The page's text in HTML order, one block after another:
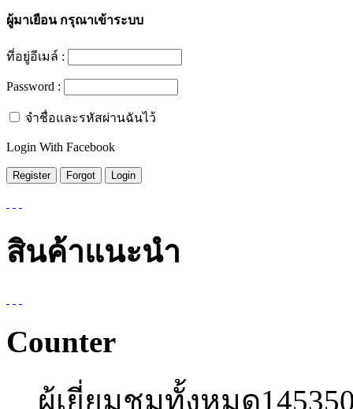
ผู้มาเยือนกรุณาเข้าระบบ
ที่อยู่อีเมล์ :
Password :
จำชื่อและรหัสผ่านฉันไว้
Login With Facebook
สินค้าแนะนำ
Counter
ผู้เยี่ยมชมทั้งหมด